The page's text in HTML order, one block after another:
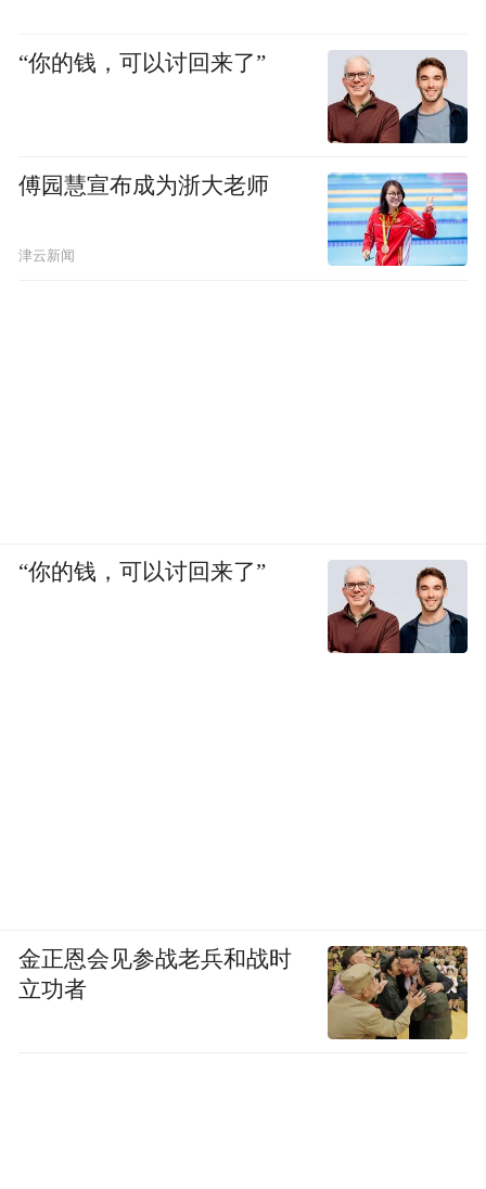
“你的钱，可以讨回来了”
傅园慧宣布成为浙大老师
津云新闻
“你的钱，可以讨回来了”
金正恩会见参战老兵和战时
立功者